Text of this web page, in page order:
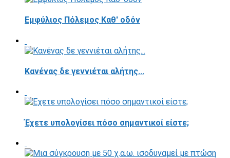
Εμφύλιος Πόλεμος Καθ' οδόν
Κανένας δε γεννιέται αλήτης...
Έχετε υπολογίσει πόσο σημαντικοί είστε;